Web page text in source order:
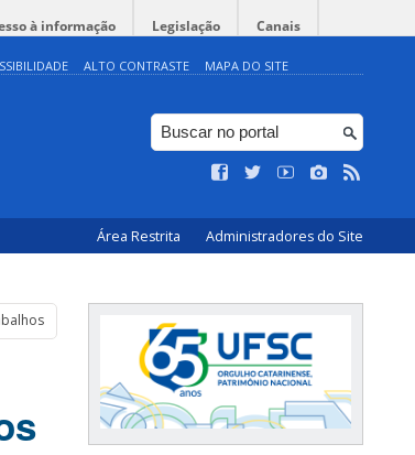
à informação Legislação Canais
ALTO CONTRASTE MAPA DO SITE
Área Restrita Administradores do Site